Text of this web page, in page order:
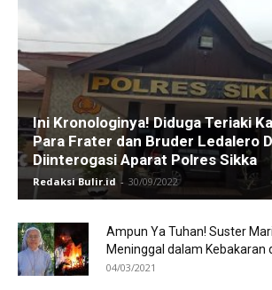
Ini Kronologinya! Diduga Teriaki
Para Frater dan Bruder Ledalero
Diinterogasi Aparat Polres Sikka
Redaksi Bulir.id - 30/09/2022
Ampun Ya Tuhan! Suster
Meninggal dalam Kebakaran
04/03/2021